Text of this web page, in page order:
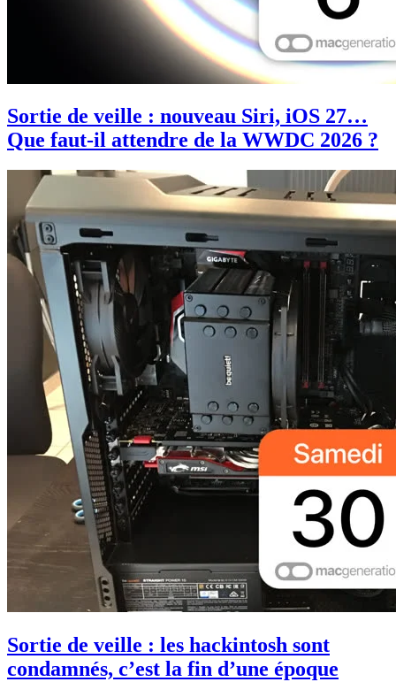
Sortie de veille : nouveau Siri, iOS 27…
Que faut-il attendre de la WWDC 2026 ?
Sortie de veille : les hackintosh sont
condamnés, c’est la fin d’une époque